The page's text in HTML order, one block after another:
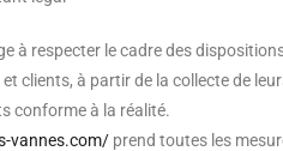
à respecter le cadre des
clients, à partir de la collecte de
conforme à la réalité.
vannes.com/ prend toutes les